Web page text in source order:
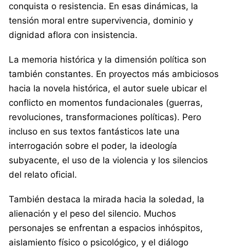
conquista o resistencia. En esas dinámicas, la
tensión moral entre supervivencia, dominio y
dignidad aflora con insistencia.
La memoria histórica y la dimensión política son
también constantes. En proyectos más ambiciosos
hacia la novela histórica, el autor suele ubicar el
conflicto en momentos fundacionales (guerras,
revoluciones, transformaciones políticas). Pero
incluso en sus textos fantásticos late una
interrogación sobre el poder, la ideología
subyacente, el uso de la violencia y los silencios
del relato oficial.
También destaca la mirada hacia la soledad, la
alienación y el peso del silencio. Muchos
personajes se enfrentan a espacios inhóspitos,
aislamiento físico o psicológico, y el diálogo